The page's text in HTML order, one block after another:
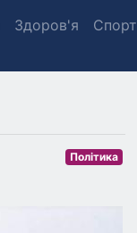
Здоров'я Спорт
Політика